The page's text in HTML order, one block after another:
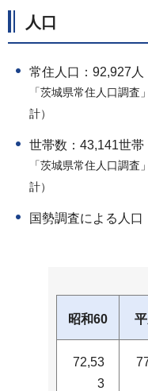
人口
常住人口：92,927人
「茨城県常住人口調
計）
世帯数：43,141世帯
「茨城県常住人口調
計）
国勢調査による人口
昭和60
72,53
3